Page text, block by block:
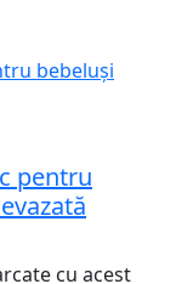
pentru
cu acest